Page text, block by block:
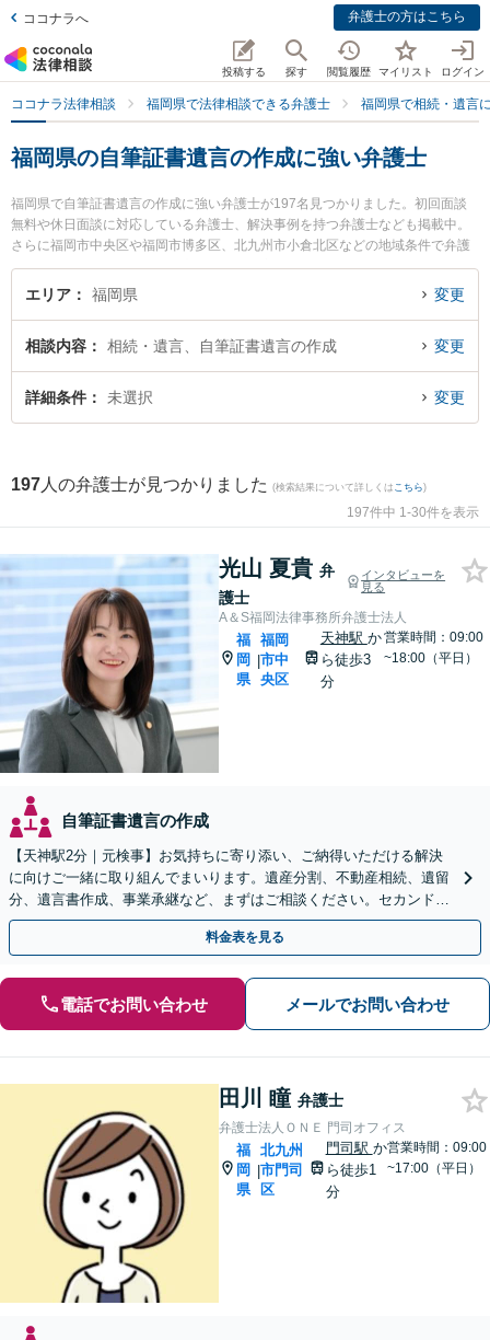
ココナラへ 弁護士の方はこちら
投稿する 探す 閲覧履歴 マイリスト ログイン
ココナラ法律相談 福岡県で法律相談できる弁護士 福岡県で相続・遺言
福岡県の自筆証書遺言の作成に強い弁護士
福岡県で自筆証書遺言の作成に強い弁護士が197名見つかりました。初回面談
無料や休日面談に対応している弁護士、解決事例を持つ弁護士なども掲載中。
さらに福岡市中央区や福岡市博多区、北九州市小倉北区などの地域条件で弁護
士を絞り込めます。相続・遺言に関係する家族間の相続トラブルや認知症の相
続、遺産分割等の細かな分野での絞り込み検索もでき便利です。特にA＆S福岡
ロフィール情報や弁護士費用、強みなどが注目されています。『福岡県で土日
や夜間に発生した自筆証書遺言の作成のトラブルを今すぐに弁護士に相談した
い』『自筆証書遺言の作成のトラブル解決の実績豊富な近くの弁護士を検索し
エリア 福岡県 変更
相談内容 相続・遺言、自筆証書遺言の作成 変更
詳細条件 未選択 変更
197 人の弁護士が見つかりました (検索結果について詳しくは こちら)
197件中 1-30件を表示
光山 夏貴 弁
護士
インタビューを
見る
A＆S福岡法律事務所弁護士法人
福
岡
県
|
福岡
市中
央区
天神駅 か
ら徒歩3
分
営業時間：09:00
~18:00（平日）
自筆証書遺言の作成
【天神駅2分｜元検事】お気持ちに寄り添い、ご納得いただける解決
に向けご一緒に取り組んでまいります。遺産分割、不動産相続、遺留
分、遺言書作成、事業承継など、まずはご相談ください。セカンドオ
ピニオン可【休日・夜間相談可｜出張相談＆WEB面談可】
料金表を見る
電話でお問い合わせ メールでお問い合わせ
田川 瞳 弁護士
弁護士法人ＯＮＥ 門司オフィス
福
岡
県
|
北九州
市門司
区
門司駅 か
ら徒歩1
分
営業時間：09:00
~17:00（平日）